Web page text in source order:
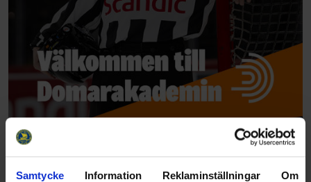
Samtycke Information Reklaminställningar Om